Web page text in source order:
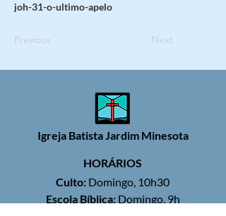
joh-31-o-ultimo-apelo
Previous Next
Igreja Batista Jardim Minesota
HORÁRIOS
Culto: Domingo, 10h30
Escola Bíblica:Domingo, 9h